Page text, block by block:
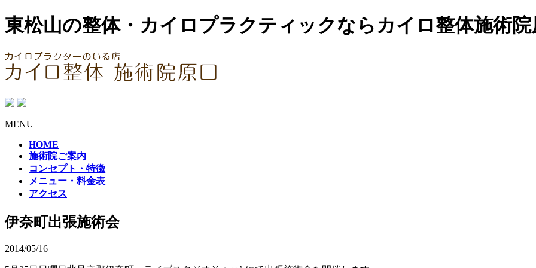
東松山の整体・カイロプラクティックならカイロ整体施術院
MENU
HOME
施術院ご案内
コンセプト・特徴
メニュー・料金表
アクセス
伊奈町出張施術会
2014/05/16